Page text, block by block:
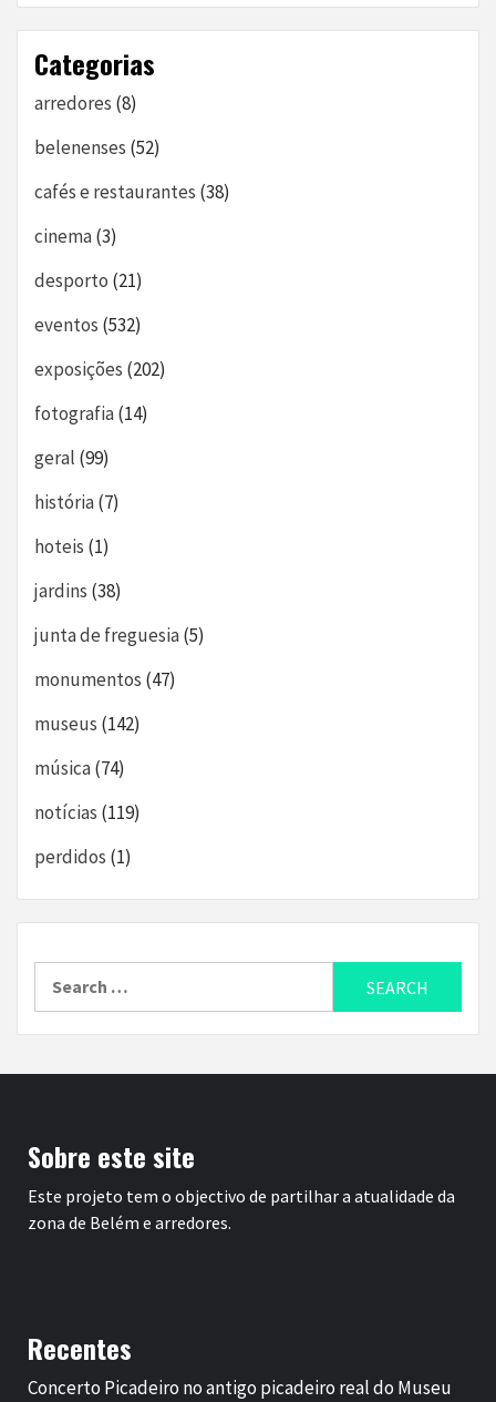
Categorias
arredores (8)
belenenses (52)
cafés e restaurantes (38)
cinema(3)
desporto (21)
eventos (532)
exposições (202)
fotografia(14)
geral (99)
história(7)
hoteis (1)
jardins (38)
junta de freguesia(5)
monumentos (47)
museus (142)
música(74)
notícias (119)
perdidos (1)
Sobre este site
Este projeto tem o objectivo de partilhar a atualidade da
zona de Belém e arredores.
Recentes
Concerto Picadeiro no antigo picadeiro real do Museu